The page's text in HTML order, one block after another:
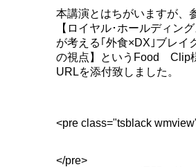
本講演とはちがいますが、
【ロイヤル･ホールディン
が考える｢外食×DX｣ブレイ
の視点】というFood Clip
URLを添付致しました。
<pre class="tsblack
</pre>